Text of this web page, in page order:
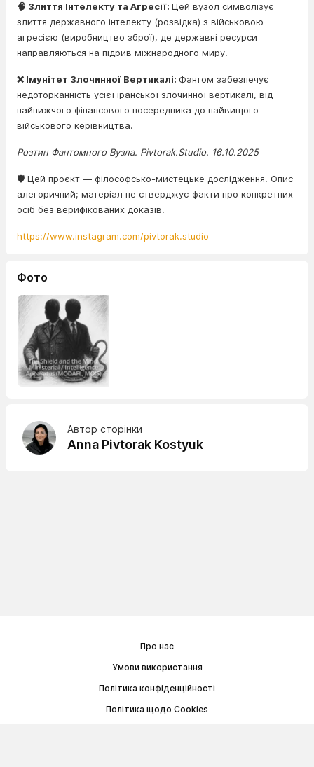
🧠 Злиття Інтелекту та Агресії: Цей вузол символізує
злиття державного інтелекту (розвідка) з військовою
агресією (виробництво зброї), де державні ресурси
направляються на підрив міжнародного миру.
❌ Імунітет Злочинної Вертикалі: Фантом забезпечує
недоторканність усієї іранської злочинної вертикалі, від
найнижчого фінансового посередника до найвищого
військового керівництва.
Розтин Фантомного Вузла. Pivtorak.Studio. 16.10.2025
🛡️ Цей проєкт — філософсько-мистецьке дослідження. Опис
алегоричний; матеріал не стверджує факти про конкретних
осіб без верифікованих доказів.
https://www.instagram.com/pivtorak.studio
Фото
Автор сторінки
Anna Pivtorak Kostyuk
Про нас
Умови використання
Політика конфіденційності
Політика щодо Cookies